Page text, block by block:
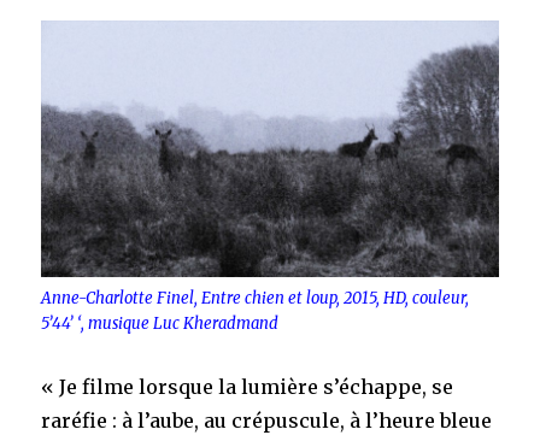
Anne-Charlotte Finel, Entre chien et loup, 2015, HD, couleur,
5’44’ ‘, musique Luc Kheradmand
« Je filme lorsque la lumière s’échappe, se
raréfie : à l’aube, au crépuscule, à l’heure bleue